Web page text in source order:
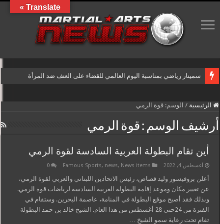
سمينار رياضي بمناسبة اليوم العالمي للقضاء على العنف ضد المرأة
الرئيسية / الوسم:قوة الرمي
أرشيف الوسم : قوة الرمي
أين تقام البطولة العربية السادسة لقوة الرمي
أغسطس 4, 2022 Famous Sports, news, News items
0
أعلن بروفيسور وليد قصاص، رئيس الاتحادين اللبناني والعربي لقوة الرمي،
عن تغيير مكان وموعد إقامة البطولة العربية السادسة لرياضات قوة الرمي.
وبذلك فقد أصبح موقع البطولة في المنامة، عاصمة البحرين. وستقام في
الفترة من 24حتى 28 أغسطس من هذا العام. الشيخ خالد بن حمد البطولة
تقام تحت رعاية سمو الشيخ …
Translate »